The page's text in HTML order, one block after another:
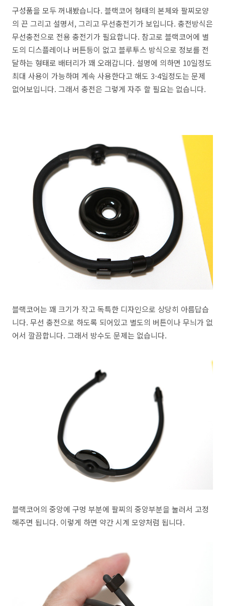
구성품을 모두 꺼내봤습니다. 블랙코어 형태의 본체와 팔찌모양
의 끈 그리고 설명서, 그리고 무선충전기가 보입니다. 충전방식은
무선충전으로 전용 충전기가 필요합니다. 참고로 블랙코어에 별
도의 디스플레이나 버튼등이 없고 블루투스 방식으로 정보를 전
달하는 형태로 배터리가 꽤 오래갑니다. 설명에 의하면 10일정도
최대 사용이 가능하며 계속 사용한다고 해도 3-4일정도는 문제
없어보입니다. 그래서 충전은 그렇게 자주 할 필요는 없습니다.
블랙코어는 꽤 크기가 작고 독특한 디자인으로 상당히 아름답습
니다. 무선 충전으로 하도록 되어있고 별도의 버튼이나 무늬가 없
어서 깔끔합니다. 그래서 방수도 문제는 없습니다.
블랙코어의 중앙에 구멍 부분에 팔찌의 중앙부분을 눌러서 고정
해주면 됩니다. 이렇게 하면 약간 시계 모양처럼 됩니다.